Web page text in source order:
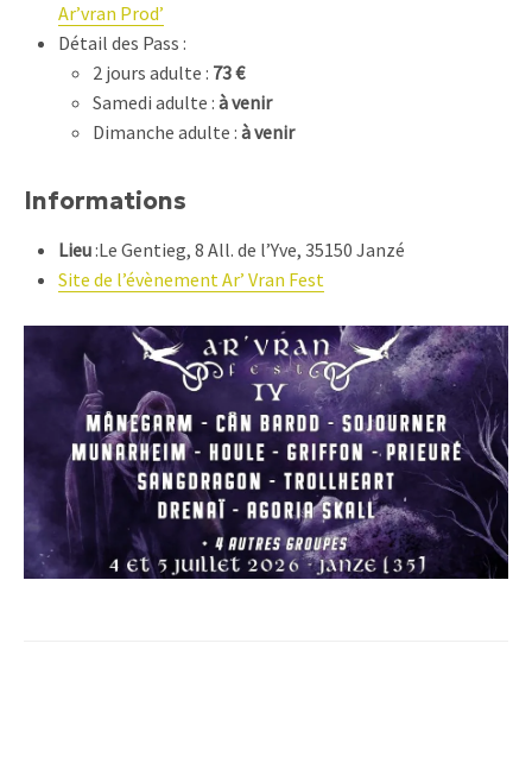
Ar’vran Prod’
Détail des Pass :
2 jours adulte : 73 €
Samedi adulte : à venir
Dimanche adulte : à venir
Informations
Lieu:Le Gentieg, 8 All. de l’Yve, 35150 Janzé
Site de l’évènement Ar’ Vran Fest